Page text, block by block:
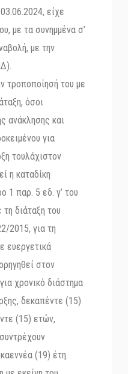
είχε
με τα συνημμένα σ’
με την
τροποποίησή του με
όσοι
ανάκλησης και
για
τουλάχιστον
η καταδίκη
1 παρ. 5 εδ. γ’ του
διάταξη του
2015, για τη
ευεργετικά
στον
χρονικό διάστημα
δεκαπέντε (15)
(15) ετών,
(19) έτη.